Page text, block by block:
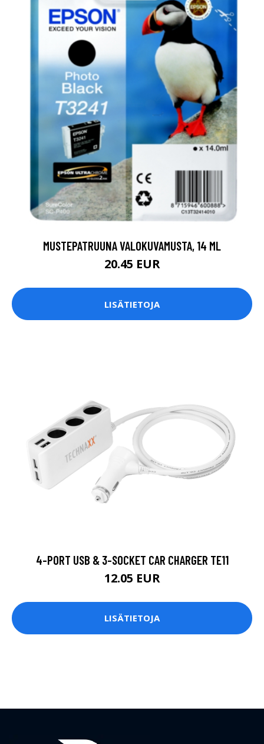
MUSTEPATRUUNA VALOKUVAMUSTA, 14 ML
20.45 EUR
LISÄTIETOJA
4-PORT USB & 3-SOCKET CAR CHARGER TE11
12.05 EUR
LISÄTIETOJA